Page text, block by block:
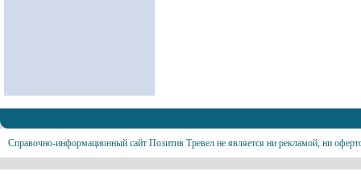
Справочно-информационный сайт Позитив Тревел не является ни рекламой, ни